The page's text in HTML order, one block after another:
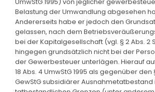
Belastung der Umwandlung abgesehen
Andererseits habe er jedoch den
gelassen, nach dem
bei der Kapitalgesellschaft (vgl. § 2 Abs. 2
hingegen grundsätzlich nicht bei der
der Gewerbesteuer unterlägen. Hierauf
18 Abs. 4 UmwStG 1995 als gegenüber den
GewStG subsidiärer